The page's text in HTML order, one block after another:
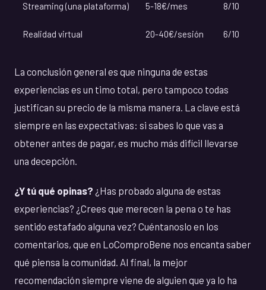
Streaming (una plataforma) 5-18€/mes 8/10
Realidad virtual 20-40€/sesión 6/10
La conclusión general es que ninguna de estas
experiencias es un timo total, pero tampoco todas
justifican su precio de la misma manera. La clave está
siempre en las expectativas: si sabes lo que vas a
obtener antes de pagar, es mucho más difícil llevarse
una decepción.
¿Y tú qué opinas? ¿Has probado alguna de estas
experiencias? ¿Crees que merecen la pena o te has
sentido estafado alguna vez? Cuéntanoslo en los
comentarios, que en LoComproBene nos encanta saber
qué piensa la comunidad. Al final, la mejor
recomendación siempre viene de alguien que ya lo ha